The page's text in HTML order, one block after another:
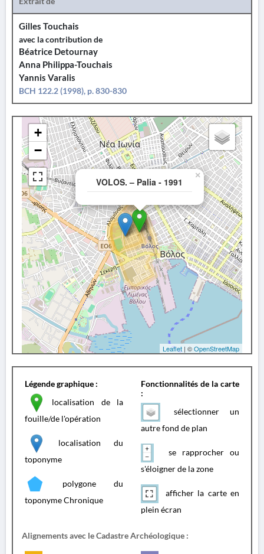
Gilles Touchais
avec la contribution de
Béatrice Detournay
Anna Philippa-Touchais
Yannis Varalis
BCH 122.2 (1998), p. 830-830
VOLOS. – Palia - 1991
×
+
−
Leaflet | ©OpenStreetMap
Légende graphique :
localisation de la
fouille/de l'opération
localisation du
toponyme
polygone du
toponyme Chronique
Fonctionnalités de la carte
:
sélectionner un
autre fond de plan
se rapprocher ou
s'éloigner de la zone
afficher la carte en
plein écran
Alignements avec le Cadastre Archéologique :